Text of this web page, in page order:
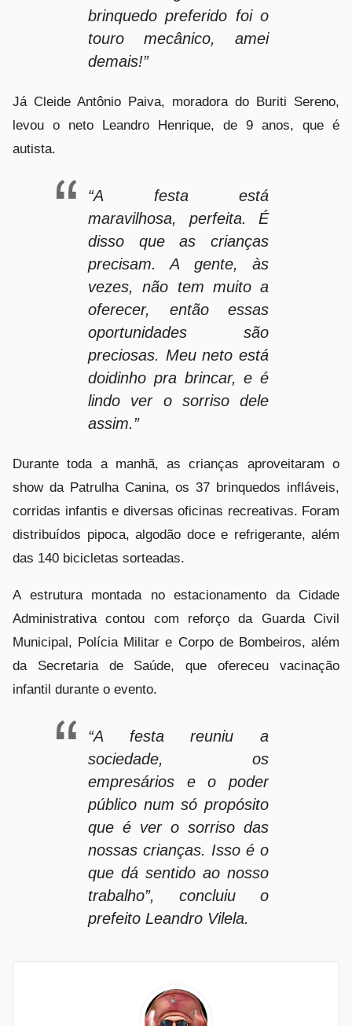
brinquedo preferido foi o
touro mecânico, amei
demais!”
Já Cleide Antônio Paiva, moradora do Buriti Sereno,
levou o neto Leandro Henrique, de 9 anos, que é
autista.
“A festa está
maravilhosa, perfeita. É
disso que as crianças
precisam. A gente, às
vezes, não tem muito a
oferecer, então essas
oportunidades são
preciosas. Meu neto está
doidinho pra brincar, e é
lindo ver o sorriso dele
assim.”
Durante toda a manhã, as crianças aproveitaram o
show da Patrulha Canina, os 37 brinquedos infláveis,
corridas infantis e diversas oficinas recreativas. Foram
distribuídos pipoca, algodão doce e refrigerante, além
das 140 bicicletas sorteadas.
A estrutura montada no estacionamento da Cidade
Administrativa contou com reforço da Guarda Civil
Municipal, Polícia Militar e Corpo de Bombeiros, além
da Secretaria de Saúde, que ofereceu vacinação
infantil durante o evento.
“A festa reuniu a
sociedade, os
empresários e o poder
público num só propósito
que é ver o sorriso das
nossas crianças. Isso é o
que dá sentido ao nosso
trabalho”, concluiu o
prefeito Leandro Vilela.